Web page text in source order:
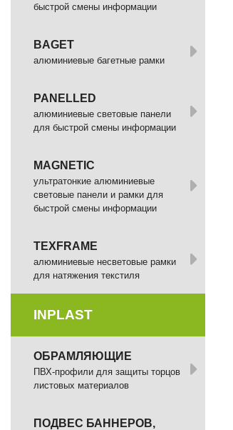
быстрой смены информации
BAGET
алюминиевые багетные рамки
PANELLED
алюминиевые световые панели
для быстрой смены информации
MAGNETIC
ультратонкие алюминиевые
световые панели и рамки для
быстрой смены информации
TEXFRAME
алюминиевые несветовые рамки
для натяжения текстиля
INPLAST
ОБРАМЛЯЮЩИЕ
ПВХ-профили для защиты торцов
листовых материалов
ПОДВЕС БАННЕРОВ,